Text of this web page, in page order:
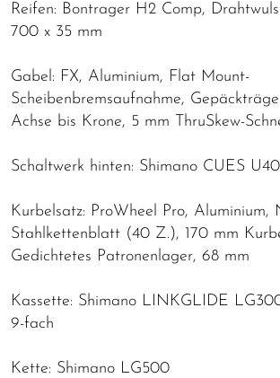
Reifen: Bontrager H2 Comp,
700 x 35 mm
Gabel: FX, Aluminium, Flat Mount-
Scheibenbremsaufnahme,
Achse bis Krone, 5 mm ThruSkew-
Schaltwerk hinten: Shimano CUES
Kurbelsatz: ProWheel Pro, Aluminium,
Stahlkettenblatt (40 Z.), 170 mm
Gedichtetes Patronenlager, 68 mm
Kassette: Shimano LINKGLIDE
9-fach
Kette: Shimano LG500